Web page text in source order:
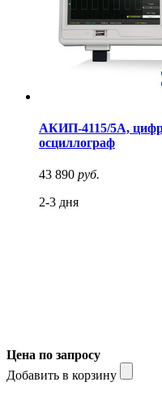
АКИП-4115/5А,
осциллограф
43 890 руб.
2-3 дня
Цена по запросу
Добавить в корзину